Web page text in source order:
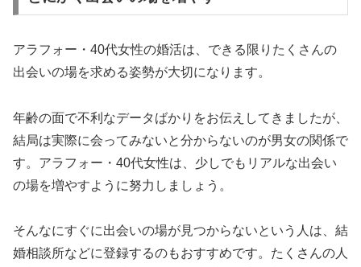
アラフォー・40代女性の婚活は、できる限りたくさんの
出会いの場を求める姿勢が大切になります。
年齢の面で不利なデータばかりをお伝えしてきましたが、
結局は実際に会ってみないと分からないのが男女の関係で
す。アラフォー・40代女性は、少しでもリアルな出会い
の場を増やすように努力しましょう。
そんなにすぐに出会いの場が見つからないという人は、結
婚相談所などに登録するのもおすすめです。たくさんの人